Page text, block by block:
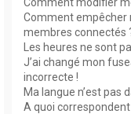
Comment empêcher
membres connectés
Les heures ne sont
J’ai changé mon
incorrecte !
Ma langue n’est pas
A quoi